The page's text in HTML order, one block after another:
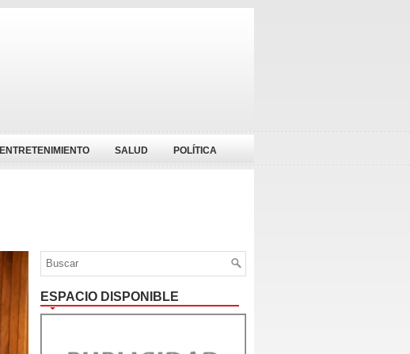
ENTRETENIMIENTO SALUD POLÍTICA
ESPACIO DISPONIBLE